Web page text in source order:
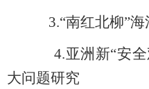
3.“南红北柳”
4.亚洲新“安
大问题研究